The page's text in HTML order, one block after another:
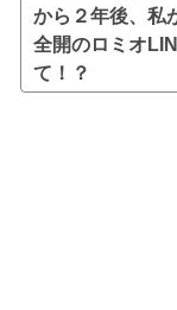
から２年後、私
全開のロミオ
て！？